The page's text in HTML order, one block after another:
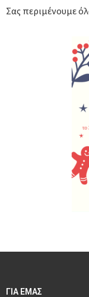
Σας περιμένουμε
ΓΙΑ ΕΜΑΣ